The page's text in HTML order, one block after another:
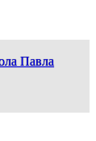
Павла